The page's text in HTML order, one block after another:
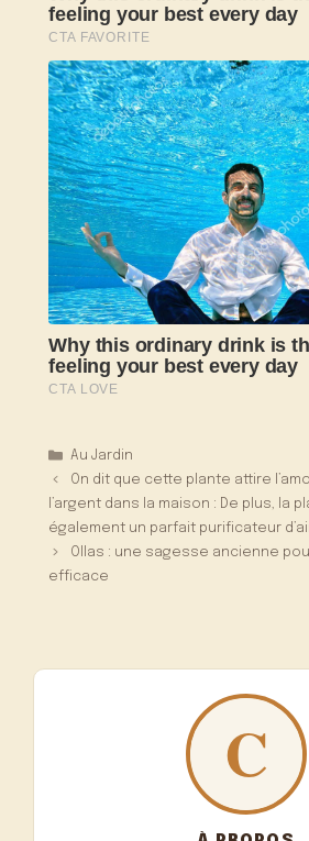
Catégories
Au Jardin
On dit que cette plante attire
l’argent dans la maison : De plus, la
également un parfait purificateur
Ollas : une sagesse ancienne
efficace